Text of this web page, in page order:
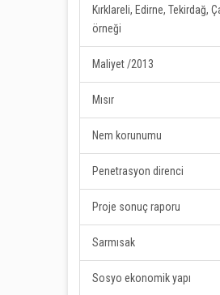
Kırklareli, Edirne, Tekirdağ,
örneği
Maliyet /2013
Mısır
Nem korunumu
Penetrasyon direnci
Proje sonuç raporu
Sarmısak
Sosyo ekonomik yapı